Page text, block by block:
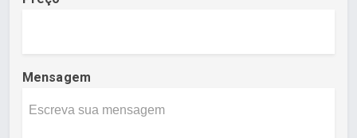
Mensagem